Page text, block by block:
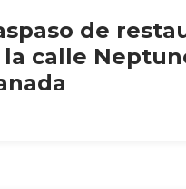
de
la calle